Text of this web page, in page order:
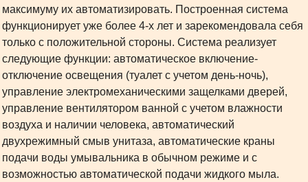
максимуму их автоматизировать. Построенная система
функционирует уже более 4-х лет и зарекомендовала себя
только с положительной стороны. Система реализует
следующие функции: автоматическое включение-
отключение освещения (туалет с учетом день-ночь),
управление электромеханическими защелками дверей,
управление вентилятором ванной с учетом влажности
воздуха и наличии человека, автоматический
двухрежимный смыв унитаза, автоматические краны
подачи воды умывальника в обычном режиме и с
возможностью автоматической подачи жидкого мыла.